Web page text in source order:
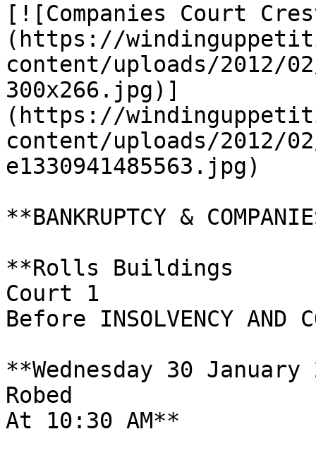
[![Companies Court
(https://
content/uploads/2012/
300x266.jpg)]
(https://
content/uploads/2012/
e1330941485563.jpg)
**BANKRUPTCY &
**Rolls Buildings
Court 1
Before INSOLVENCY AND
**Wednesday 30 January
Robed
At 10:30 AM**